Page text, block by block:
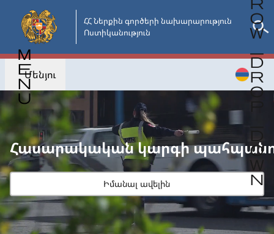
Անցնել
հիմնական
բովանդակությանը
ՀՀ Ներքին գործերի նախարարություն
Ոստիկանություն
Մենյու
Իմանալ ավելին